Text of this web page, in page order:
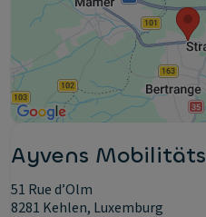
Ayvens
51 Rue d’Olm
8281 Kehlen, Luxemburg